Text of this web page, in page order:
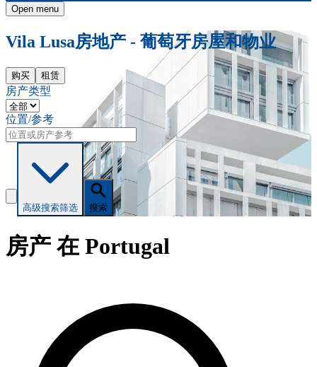
Open menu
Vila Lusa房地产 - 葡萄牙房屋和物业
购买 租赁
房产类型
位置/参考
高级搜索筛选 搜索
房产 在 Portugal